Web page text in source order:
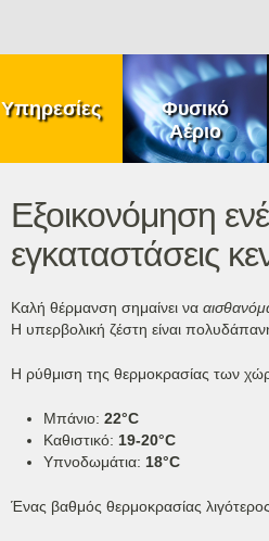
Εξοικονόμηση
εγκαταστάσεις
Καλή θέρμανση σημαίνει να
Η υπερβολική ζέστη είναι
Η ρύθμιση της θερμοκρασίας των
Μπάνιο: 22°C
Καθιστικό: 19-20°C
Υπνοδωμάτια: 18°C
Ένας βαθμός θερμοκρασίας
Υπηρεσίες
Φυσικό
Αέριο